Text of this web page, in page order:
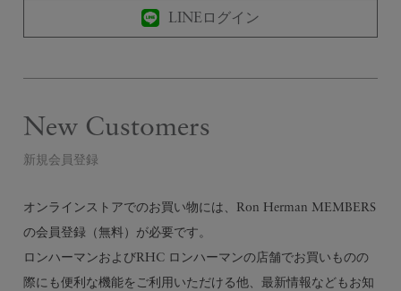
LINEログイン
New Customers
新規会員登録
オンラインストアでのお買い物には、Ron Herman MEMBERS
の会員登録（無料）が必要です。
ロンハーマンおよびRHC ロンハーマンの店舗でお買いものの
際にも便利な機能をご利用いただける他、最新情報などもお知